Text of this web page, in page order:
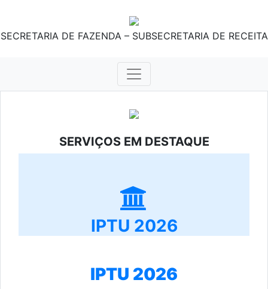
SECRETARIA DE FAZENDA – SUBSECRETARIA DE RECEITA
SERVIÇOS EM DESTAQUE
IPTU 2026
IPTU 2026